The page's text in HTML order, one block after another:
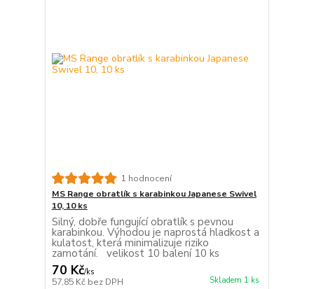
1 hodnocení
MS Range obratlík s karabinkou Japanese Swivel
10, 10 ks
Silný, dobře fungující obratlík s pevnou
karabinkou. Výhodou je naprostá hladkost a
kulatost, která minimalizuje riziko
zamotání. velikost 10 balení 10 ks
70 Kč/ks
57,85 Kč bez DPH Skladem 1 ks